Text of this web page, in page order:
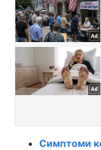
Симптоми